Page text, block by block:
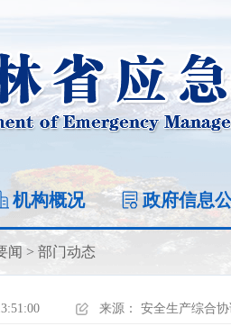
机构概况 政府信息
闻 > 部门动态
来源： 安全生产综合